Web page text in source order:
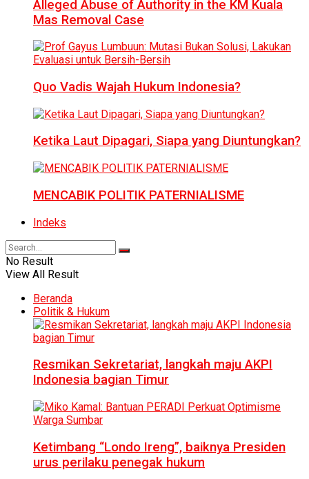
Alleged Abuse of Authority in the KM Kuala
Mas Removal Case
Quo Vadis Wajah Hukum Indonesia?
Ketika Laut Dipagari, Siapa yang Diuntungkan?
MENCABIK POLITIK PATERNIALISME
Indeks
No Result
View All Result
Beranda
Politik & Hukum
Resmikan Sekretariat, langkah maju AKPI
Indonesia bagian Timur
Ketimbang “Londo Ireng”, baiknya Presiden
urus perilaku penegak hukum